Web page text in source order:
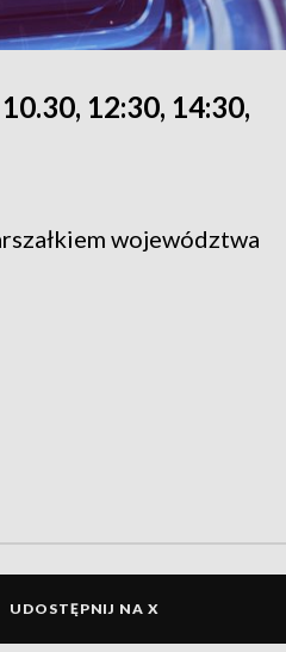
12:30, 14:30,
województwa
UDOSTĘPNIJ NA X